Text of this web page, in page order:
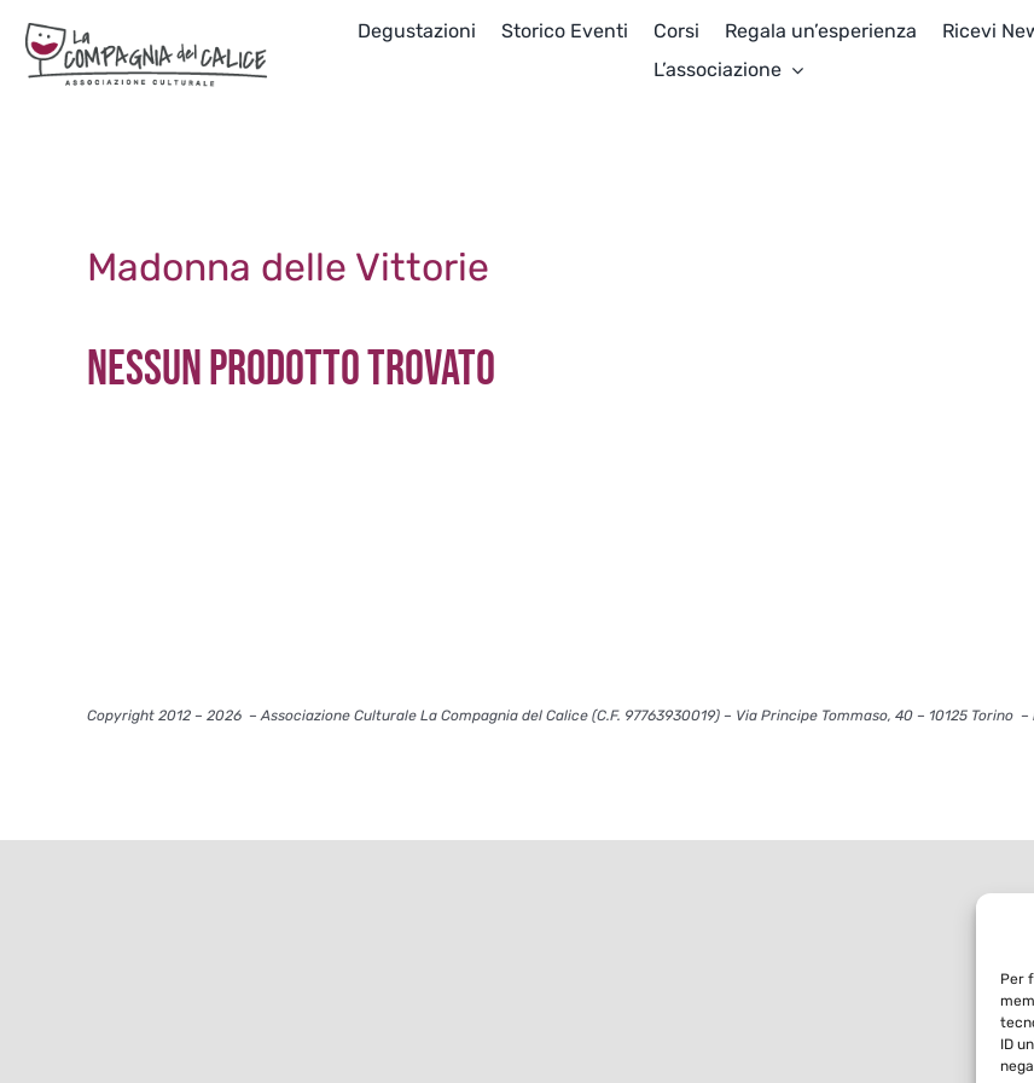
Per
ID
contenuto
Degustazioni Storico Eventi Corsi Regala un’esperienza
Ricevi
L’associazione
Madonna delle Vittorie
Nessun prodotto trovato
Copyright 2012 – 2026 – Associazione Culturale La Compagnia del Calice (C.F. 97763930019) – Via Principe Tommaso, 40 – 10125 Torino